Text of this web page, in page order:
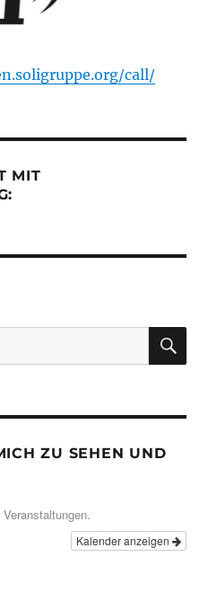
call/
MIT
ZU SEHEN UND
Kalender anzeigen